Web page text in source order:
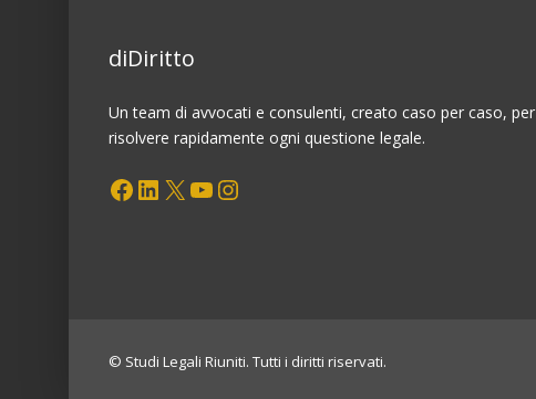
correnti:
come
affrontarli
diDiritto
Un team di avvocati e consulenti, creato caso per caso, per
risolvere rapidamente ogni questione legale.
Facebook LinkedIn X YouTube Instagram
© Studi Legali Riuniti. Tutti i diritti riservati.